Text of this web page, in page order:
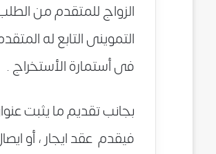
الزواج للمتقدم من
التموينى التابع له
فى أستمارة الأستخراج .
بجانب تقديم ما يثبت
فيقدم عقد ايجار ، أو